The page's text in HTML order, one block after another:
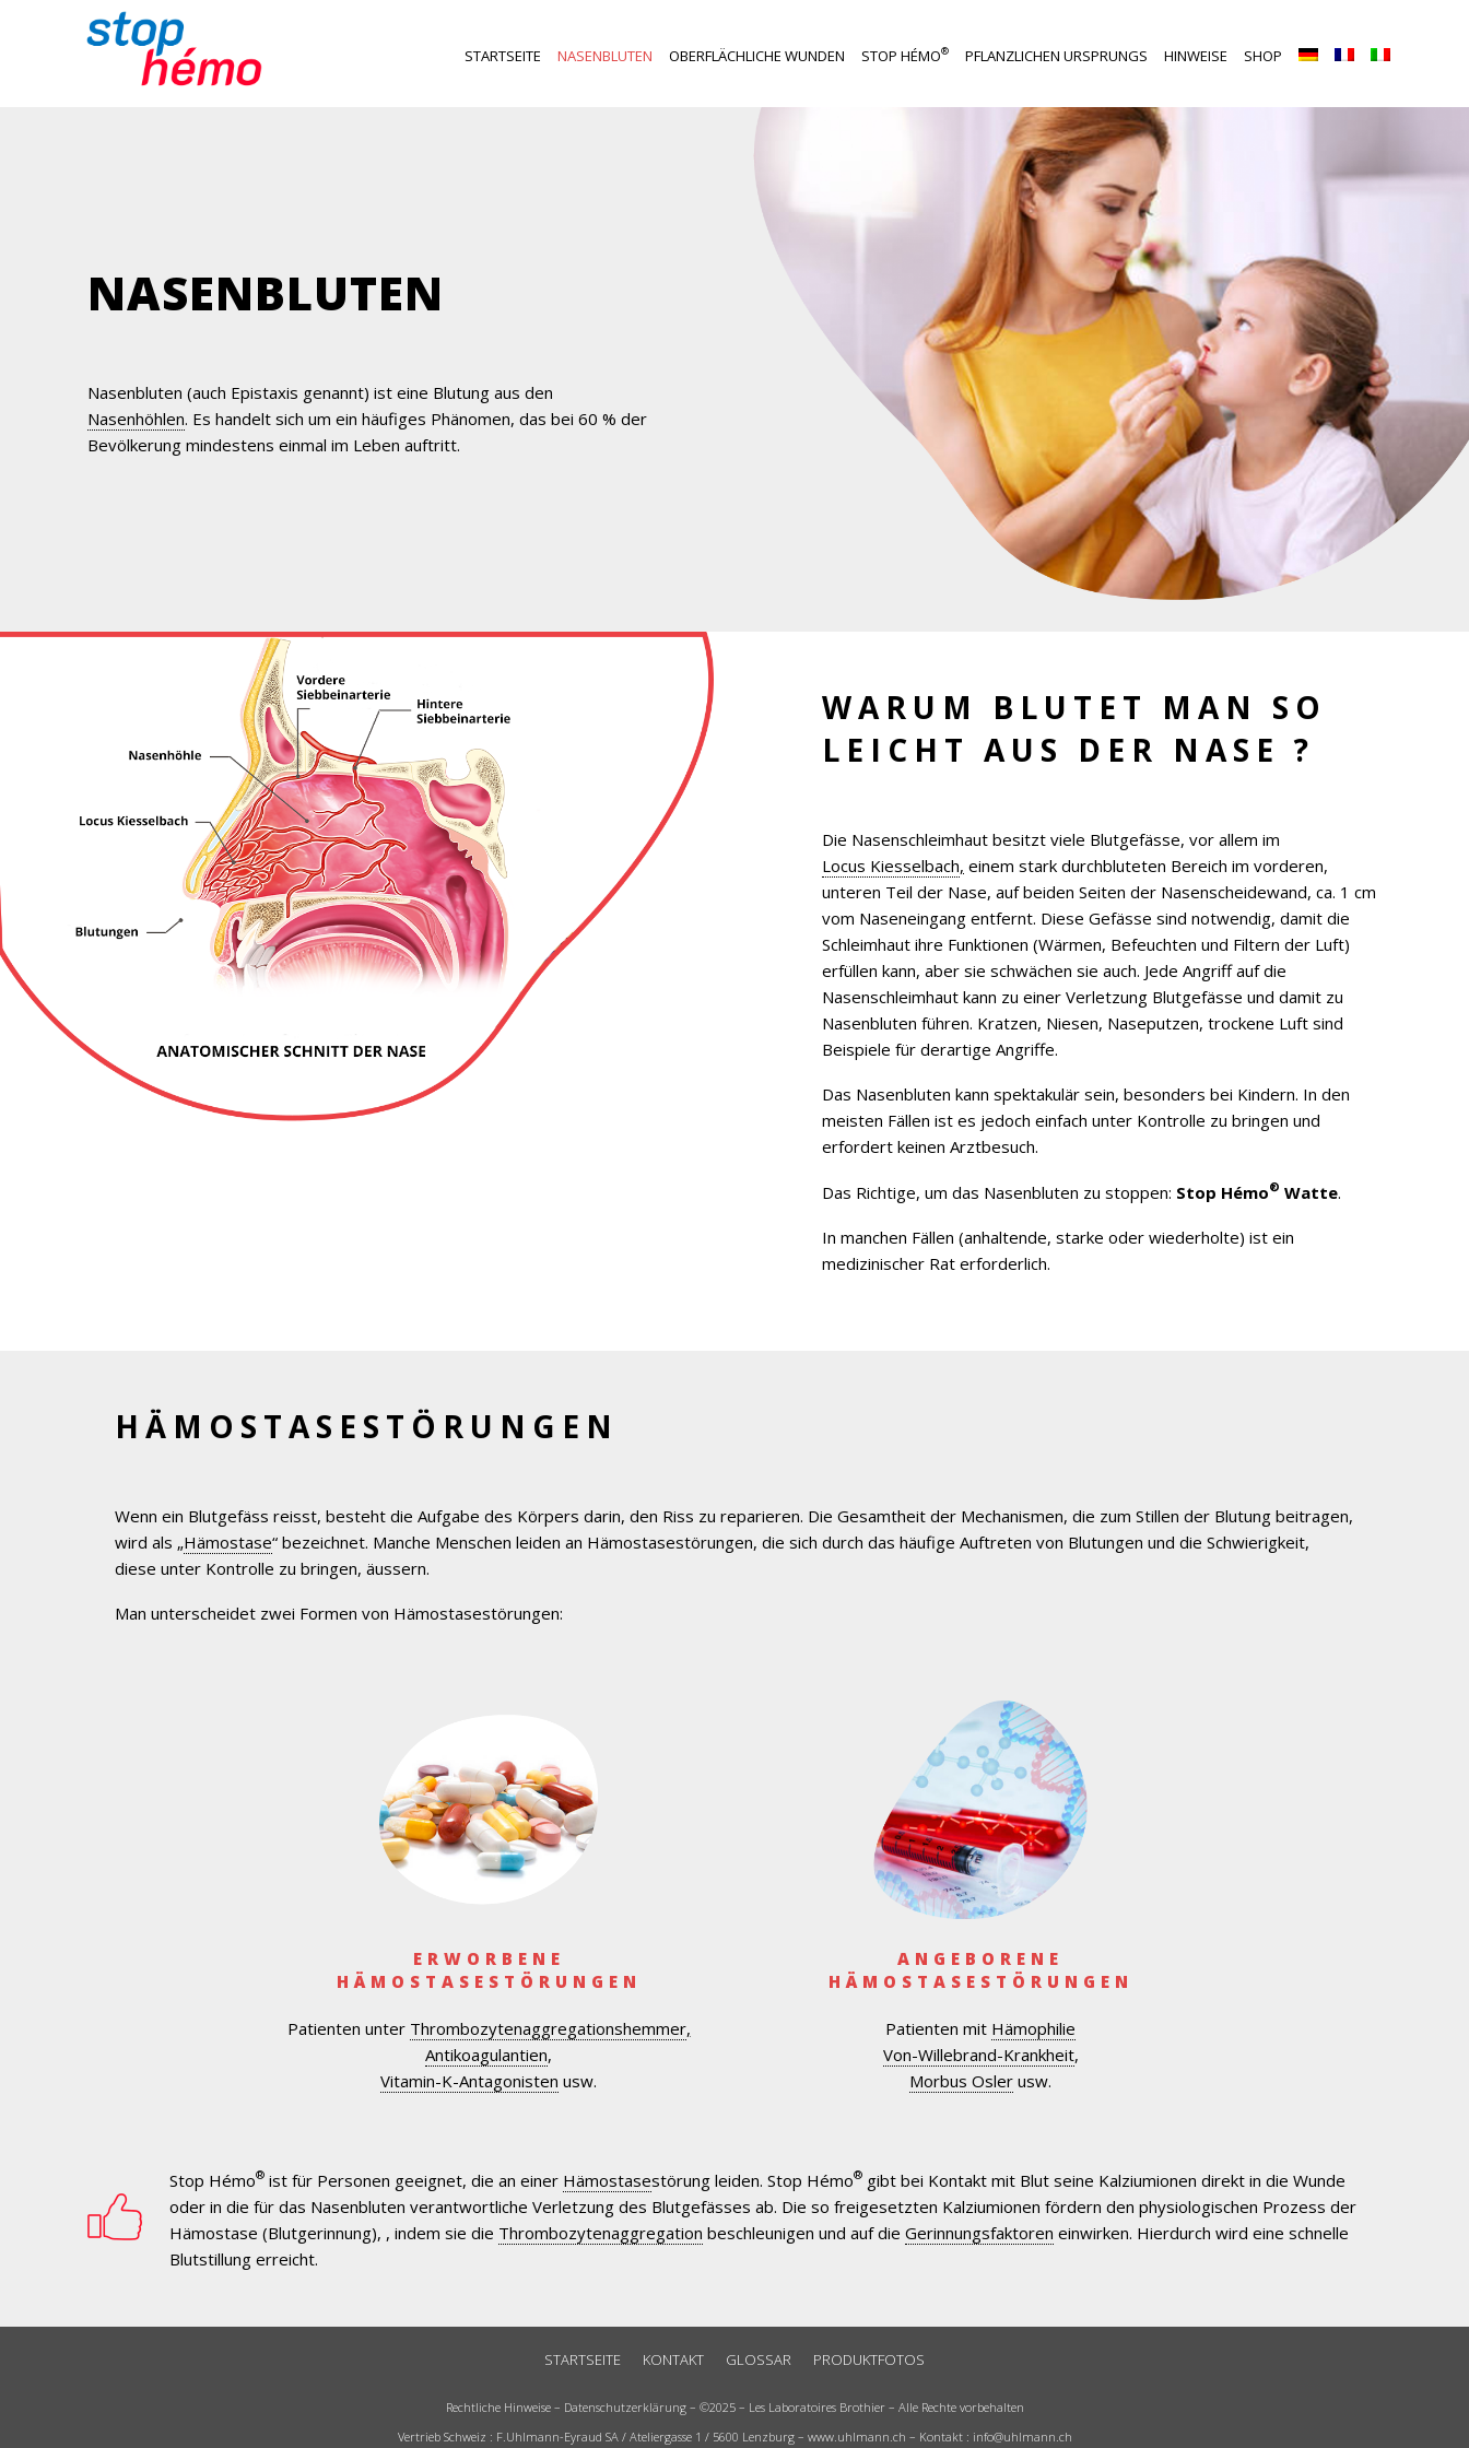
STARTSEITE NASENBLUTEN OBERFLÄCHLICHE WUNDEN STOP HÉMO® PFLANZLICHEN URSPRUNGS HINWEISE SHOP
NASENBLUTEN
Nasenbluten (auch Epistaxis genannt) ist eine Blutung aus den
Nasenhöhlen. Es handelt sich um ein häufiges Phänomen, das bei 60 % der
Bevölkerung mindestens einmal im Leben auftritt.
WARUM BLUTET MAN SO
LEICHT AUS DER NASE ?
Die Nasenschleimhaut besitzt viele Blutgefässe, vor allem im
Locus Kiesselbach, einem stark durchbluteten Bereich im vorderen,
unteren Teil der Nase, auf beiden Seiten der Nasenscheidewand, ca. 1 cm
vom Naseneingang entfernt. Diese Gefässe sind notwendig, damit die
Schleimhaut ihre Funktionen (Wärmen, Befeuchten und Filtern der Luft)
erfüllen kann, aber sie schwächen sie auch. Jede Angriff auf die
Nasenschleimhaut kann zu einer Verletzung Blutgefässe und damit zu
Nasenbluten führen. Kratzen, Niesen, Naseputzen, trockene Luft sind
Beispiele für derartige Angriffe.
Das Nasenbluten kann spektakulär sein, besonders bei Kindern. In den
meisten Fällen ist es jedoch einfach unter Kontrolle zu bringen und
erfordert keinen Arztbesuch.
Das Richtige, um das Nasenbluten zu stoppen: Stop Hémo® Watte.
In manchen Fällen (anhaltende, starke oder wiederholte) ist ein
medizinischer Rat erforderlich.
HÄMOSTASESTÖRUNGEN
Wenn ein Blutgefäss reisst, besteht die Aufgabe des Körpers darin, den Riss zu reparieren. Die Gesamtheit der Mechanismen, die zum Stillen der Blutung beitragen,
wird als „Hämostase“ bezeichnet. Manche Menschen leiden an Hämostasestörungen, die sich durch das häufige Auftreten von Blutungen und die Schwierigkeit,
diese unter Kontrolle zu bringen, äussern.
Man unterscheidet zwei Formen von Hämostasestörungen:
ERWORBENE
HÄMOSTASESTÖRUNGEN
Patienten unter Thrombozytenaggregationshemmer,
Antikoagulantien,
Vitamin-K-Antagonisten usw.
ANGEBORENE
HÄMOSTASESTÖRUNGEN
Patienten mit Hämophilie
Von-Willebrand-Krankheit,
Morbus Osler usw.
Stop Hémo® ist für Personen geeignet, die an einer Hämostasestörung leiden. Stop Hémo® gibt bei Kontakt mit Blut seine Kalziumionen direkt in die Wunde
oder in die für das Nasenbluten verantwortliche Verletzung des Blutgefässes ab. Die so freigesetzten Kalziumionen fördern den physiologischen Prozess der
Hämostase (Blutgerinnung), , indem sie die Thrombozytenaggregation beschleunigen und auf die Gerinnungsfaktoren einwirken. Hierdurch wird eine schnelle
Blutstillung erreicht.
STARTSEITE KONTAKT GLOSSAR PRODUKTFOTOS
Rechtliche Hinweise– Datenschutzerklärung– ©2025 – Les Laboratoires Brothier – Alle Rechte vorbehalten
Vertrieb Schweiz : F.Uhlmann-Eyraud SA / Ateliergasse 1 / 5600 Lenzburg – www.uhlmann.ch – Kontakt : info@uhlmann.ch